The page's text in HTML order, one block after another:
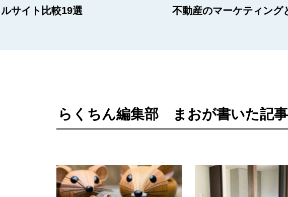
サイト比較19選 不動産のマーケティング
らくちん編集部 まおが書いた記